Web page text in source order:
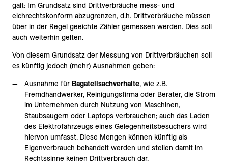
galt: Im Grundsatz sind Drittverbräuche mess- und
eichrechtskonform abzugrenzen, d.h. Drittverbräuche müssen
über in der Regel geeichte Zähler gemessen werden. Dies soll
auch weiterhin gelten.
Von diesem Grundsatz der Messung von Drittverbräuchen soll
es künftig jedoch (mehr) Ausnahmen geben:
Ausnahme für Bagatellsachverhalte, wie z.B.
Fremdhandwerker, Reinigungsfirma oder Berater, die Strom
im Unternehmen durch Nutzung von Maschinen,
Staubsaugern oder Laptops verbrauchen; auch das Laden
des Elektrofahrzeugs eines Gelegenheitsbesuchers wird
hiervon umfasst. Diese Mengen können künftig als
Eigenverbrauch behandelt werden und stellen damit im
Rechtssinne keinen Drittverbrauch dar.